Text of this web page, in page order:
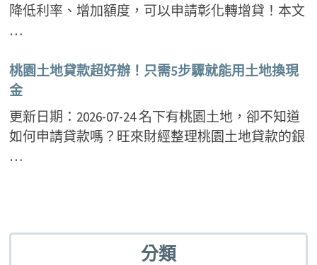
降低利率、增加額度，可以申請彰化轉增貸！本文
…
桃園土地貸款超好辦！只需5步驟就能用土地換現
金
更新日期：2026-07-24 名下有桃園土地，卻不知道
如何申請貸款嗎？旺來財經整理桃園土地貸款的銀
…
分類